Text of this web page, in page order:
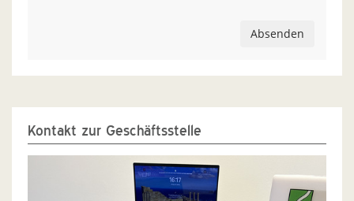
Absenden
Kontakt zur Geschäftsstelle